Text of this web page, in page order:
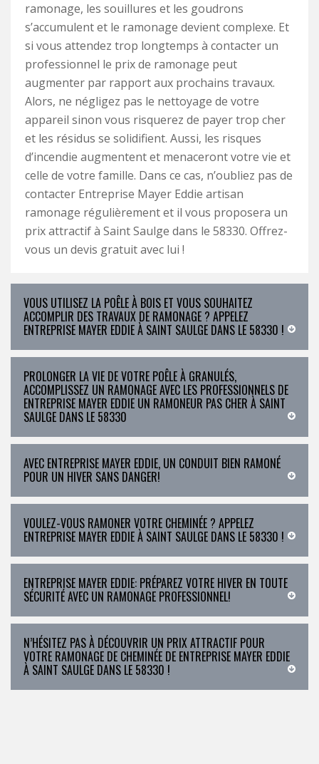
ramonage, les souillures et les goudrons
s’accumulent et le ramonage devient complexe. Et
si vous attendez trop longtemps à contacter un
professionnel le prix de ramonage peut
augmenter par rapport aux prochains travaux.
Alors, ne négligez pas le nettoyage de votre
appareil sinon vous risquerez de payer trop cher
et les résidus se solidifient. Aussi, les risques
d’incendie augmentent et menaceront votre vie et
celle de votre famille. Dans ce cas, n’oubliez pas de
contacter Entreprise Mayer Eddie artisan
ramonage régulièrement et il vous proposera un
prix attractif à Saint Saulge dans le 58330. Offrez-
vous un devis gratuit avec lui !
VOUS UTILISEZ LA POÊLE À BOIS ET VOUS SOUHAITEZ
ACCOMPLIR DES TRAVAUX DE RAMONAGE ? APPELEZ
ENTREPRISE MAYER EDDIE À SAINT SAULGE DANS LE 58330 !
PROLONGER LA VIE DE VOTRE POÊLE À GRANULÉS,
ACCOMPLISSEZ UN RAMONAGE AVEC LES PROFESSIONNELS DE
ENTREPRISE MAYER EDDIE UN RAMONEUR PAS CHER À SAINT
SAULGE DANS LE 58330
AVEC ENTREPRISE MAYER EDDIE, UN CONDUIT BIEN RAMONÉ
POUR UN HIVER SANS DANGER!
VOULEZ-VOUS RAMONER VOTRE CHEMINÉE ? APPELEZ
ENTREPRISE MAYER EDDIE À SAINT SAULGE DANS LE 58330 !
ENTREPRISE MAYER EDDIE: PRÉPAREZ VOTRE HIVER EN TOUTE
SÉCURITÉ AVEC UN RAMONAGE PROFESSIONNEL!
N’HÉSITEZ PAS À DÉCOUVRIR UN PRIX ATTRACTIF POUR
VOTRE RAMONAGE DE CHEMINÉE DE ENTREPRISE MAYER EDDIE
À SAINT SAULGE DANS LE 58330 !